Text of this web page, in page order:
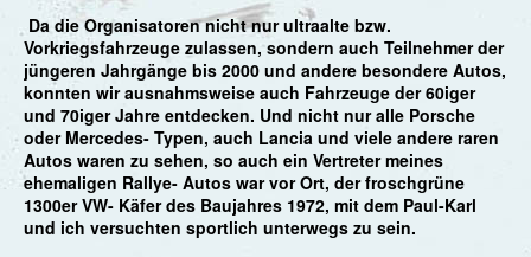
Da die Organisatoren nicht nur ultraalte bzw.
Vorkriegsfahrzeuge zulassen, sondern auch Teilnehmer der
jüngeren Jahrgänge bis 2000 und andere besondere Autos,
konnten wir ausnahmsweise auch Fahrzeuge der 60iger
und 70iger Jahre entdecken. Und nicht nur alle Porsche
oder Mercedes- Typen, auch Lancia und viele andere raren
Autos waren zu sehen, so auch ein Vertreter meines
ehemaligen Rallye- Autos war vor Ort, der froschgrüne
1300er VW- Käfer des Baujahres 1972, mit dem Paul-Karl
und ich versuchten sportlich unterwegs zu sein.